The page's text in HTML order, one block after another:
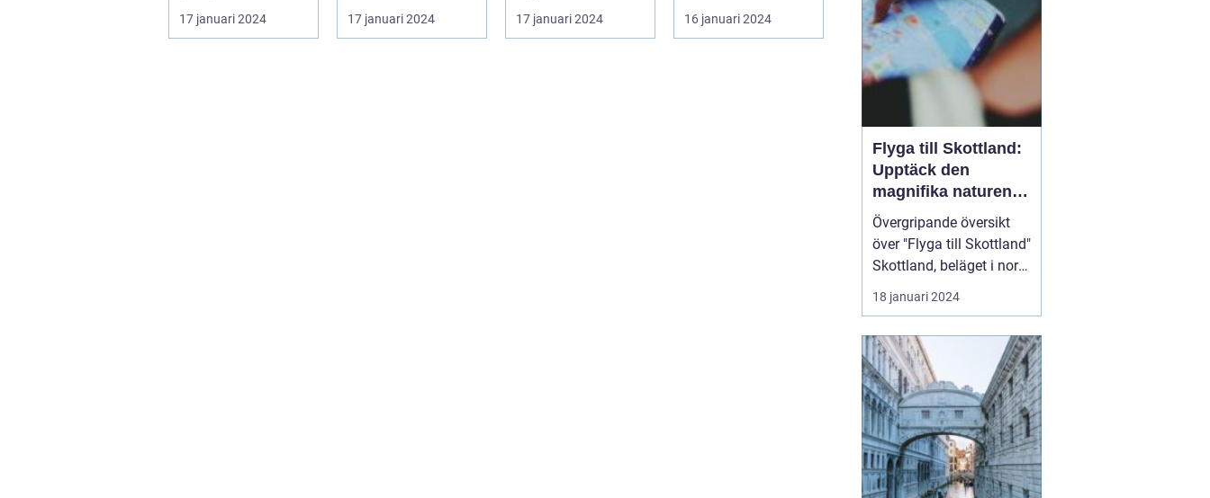
östkust, är en
populär destinatio...
17 januari 2024
övergripande, grun...
17 januari 2024
Inledning: Italien, ett
land...
17 januari 2024
mest känt för sina
vack...
16 januari 2024
Flyga till Skottland:
Upptäck den
magnifika naturen
och rika historien
Övergripande översikt
över "Flyga till Skottland"
Skottland, beläget i norra
delen av Storbritannien,
har länge fascinerat
spektakulära natur,
historiska sevärdheter
och unika kultur. Att
flyga till Skottland är ett
populärt val fö...
18 januari 2024